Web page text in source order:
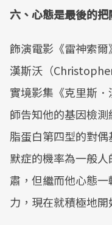
六、心態是最後的
飾演電影《雷神索爾
漢斯沃（
實境影集《克里斯
師告知他的基因檢
脂蛋白第四型的對
默症的機率為一般
肅，但繼而他心態
力，現在就積極地開